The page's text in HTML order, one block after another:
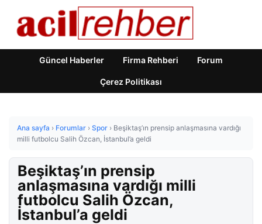
Güncel Haberler Firma Rehberi Forum
Çerez Politikası
Ana sayfa › Forumlar › Spor › Beşiktaş’ın prensip anlaşmasına vardığı
milli futbolcu Salih Özcan, İstanbul’a geldi
Beşiktaş’ın prensip
anlaşmasına vardığı milli
futbolcu Salih Özcan,
İstanbul’a geldi